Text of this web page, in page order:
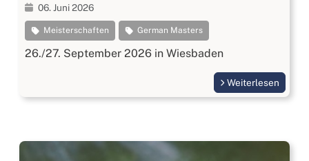
06. Juni 2026
Meisterschaften German Masters
26./27. September 2026 in Wiesbaden
Weiterlesen